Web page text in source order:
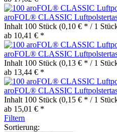
aroFOL® CLASSIC
Inhalt 100 Stück (0,10 € * / 1
ab 10,41 € *
aroFOL® CLASSIC
Inhalt 100 Stück (0,13 € * / 1
ab 13,44 € *
aroFOL® CLASSIC
Inhalt 100 Stück (0,15 € * / 1
ab 15,01 € *
Filtern
Sortierung: